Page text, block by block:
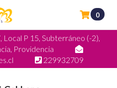
P 15, Subterráneo (-2),
Providencia
229932709
0